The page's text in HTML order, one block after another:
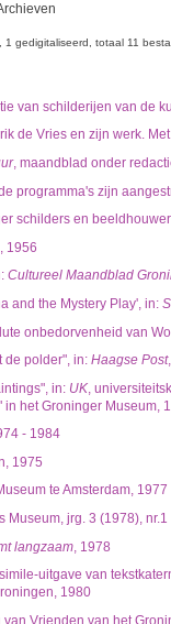
1 gedigitaliseerd totaal 11
van schilderijen van de
de Vries en zijn werk.
, maandblad onder
programma's zijn
schilders en
1956
Cultureel Maandblad
and the Mystery Play', in:
onbedorvenheid van
de polder", in: Haagse Post
in: UK,
het Groninger Museum,
- 1984
1975
te Amsterdam, 1977
jrg. 3 (1978),
langzaam, 1978
uitgave van
1980
Vrienden van het